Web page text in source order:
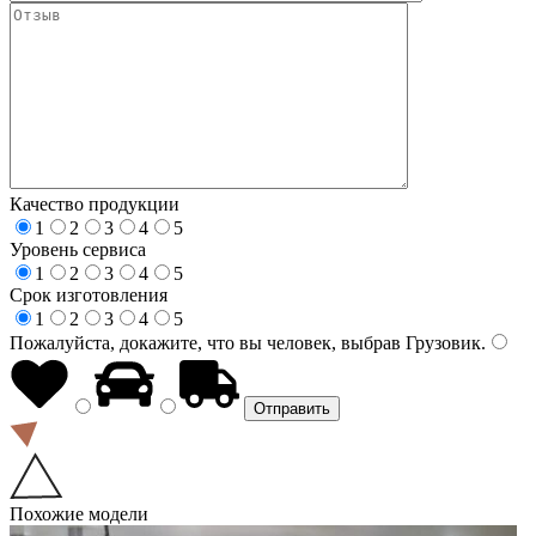
Качество продукции
1
2 3 4
5
Уровень сервиса
1
2 3 4
5
Срок изготовления
1
2 3 4
5
Пожалуйста, докажите, что вы человек, выбрав Грузовик.
Похожие модели